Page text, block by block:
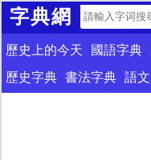
字典網
歷史上的今天 國語字典
歷史字典 書法字典 語文